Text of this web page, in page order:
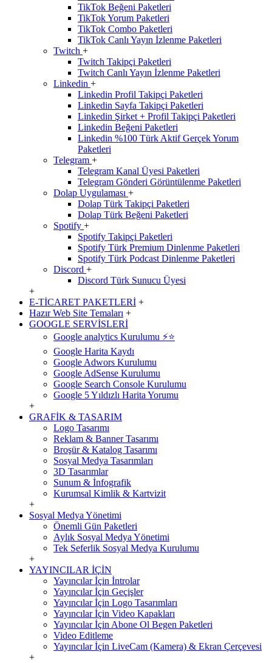
TikTok Beğeni Paketleri
TikTok Yorum Paketleri
TikTok Combo Paketleri
TikTok Canlı Yayın İzlenme Paketleri
Twitch +
Twitch Takipçi Paketleri
Twitch Canlı Yayın İzlenme Paketleri
Linkedin +
Linkedin Profil Takipçi Paketleri
Linkedin Sayfa Takipçi Paketleri
Linkedin Şirket + Profil Takipçi Paketleri
Linkedin Beğeni Paketleri
Linkedin %100 Türk Aktif Gerçek Yorum
Paketleri
Telegram +
Telegram Kanal Üyesi Paketleri
Telegram Gönderi Görüntülenme Paketleri
Dolap Uygulaması +
Dolap Türk Takipçi Paketleri
Dolap Türk Beğeni Paketleri
Spotify +
Spotify Takipçi Paketleri
Spotify Türk Premium Dinlenme Paketleri
Spotify Türk Podcast Dinlenme Paketleri
Discord +
Discord Türk Sunucu Üyesi
+
E-TİCARET PAKETLERİ +
Hazır Web Site Temaları +
GOOGLE SERVİSLERİ
Google analytics Kurulumu ⚡️⭐
Google Harita Kaydı
Google Adwors Kurulumu
Google AdSense Kurulumu
Google Search Console Kurulumu
Google 5 Yıldızlı Harita Yorumu
+
GRAFİK & TASARIM
Logo Tasarımı
Reklam & Banner Tasarımı
Broşür & Katalog Tasarımı
Sosyal Medya Tasarımları
3D Tasarımlar
Sunum & İnfografik
Kurumsal Kimlik & Kartvizit
+
Sosyal Medya Yönetimi
Önemli Gün Paketleri
Aylık Sosyal Medya Yönetimi
Tek Seferlik Sosyal Medya Kurulumu
+
YAYINCILAR İÇİN
Yayıncılar İçin İntrolar
Yayıncılar İçin Geçişler
Yayıncılar İçin Logo Tasarımları
Yayıncılar İçin Video Kapakları
Yayıncılar İçin Abone Ol Begen Paketleri
Video Editleme
Yayıncılar İçin LiveCam (Kamera) & Ekran Çerçevesi
+